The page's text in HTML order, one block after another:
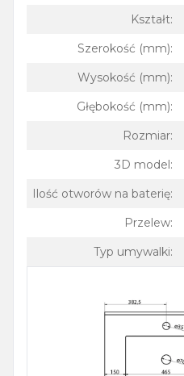
Kształt:
Szerokość (mm):
Wysokość (mm):
Głębokość (mm):
Rozmiar:
3D model:
Ilość otworów na baterię:
Przelew:
Typ umywalki: